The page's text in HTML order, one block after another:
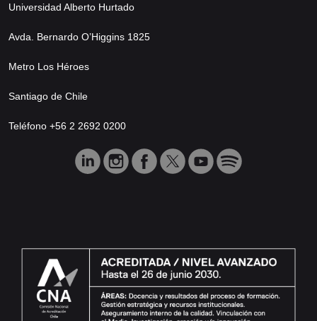
Universidad Alberto Hurtado
Avda. Bernardo O’Higgins 1825
Metro Los Héroes
Santiago de Chile
Teléfono +56 2 2692 0200